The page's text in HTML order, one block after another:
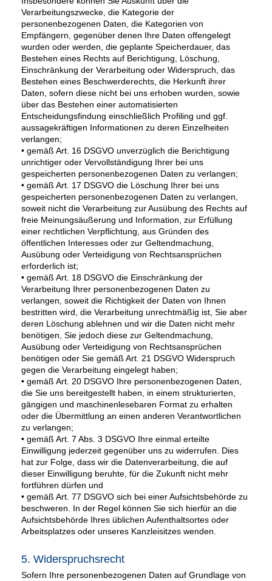
Verarbeitungszwecke, die Kategorie der
personenbezogenen Daten, die Kategorien von
Empfängern, gegenüber denen Ihre Daten offengelegt
wurden oder werden, die geplante Speicherdauer, das
Bestehen eines Rechts auf Berichtigung, Löschung,
Einschränkung der Verarbeitung oder Widerspruch, das
Bestehen eines Beschwerderechts, die Herkunft ihrer
Daten, sofern diese nicht bei uns erhoben wurden, sowie
über das Bestehen einer automatisierten
Entscheidungsfindung einschließlich Profiling und ggf.
aussagekräftigen Informationen zu deren Einzelheiten
verlangen;
• gemäß Art. 16 DSGVO unverzüglich die Berichtigung
unrichtiger oder Vervollständigung Ihrer bei uns
gespeicherten personenbezogenen Daten zu verlangen;
• gemäß Art. 17 DSGVO die Löschung Ihrer bei uns
gespeicherten personenbezogenen Daten zu verlangen,
soweit nicht die Verarbeitung zur Ausübung des Rechts auf
freie Meinungsäußerung und Information, zur Erfüllung
einer rechtlichen Verpflichtung, aus Gründen des
öffentlichen Interesses oder zur Geltendmachung,
Ausübung oder Verteidigung von Rechtsansprüchen
erforderlich ist;
• gemäß Art. 18 DSGVO die Einschränkung der
Verarbeitung Ihrer personenbezogenen Daten zu
verlangen, soweit die Richtigkeit der Daten von Ihnen
bestritten wird, die Verarbeitung unrechtmäßig ist, Sie aber
deren Löschung ablehnen und wir die Daten nicht mehr
benötigen, Sie jedoch diese zur Geltendmachung,
Ausübung oder Verteidigung von Rechtsansprüchen
benötigen oder Sie gemäß Art. 21 DSGVO Widerspruch
gegen die Verarbeitung eingelegt haben;
• gemäß Art. 20 DSGVO Ihre personenbezogenen Daten,
die Sie uns bereitgestellt haben, in einem strukturierten,
gängigen und maschinenlesebaren Format zu erhalten
oder die Übermittlung an einen anderen Verantwortlichen
zu verlangen;
• gemäß Art. 7 Abs. 3 DSGVO Ihre einmal erteilte
Einwilligung jederzeit gegenüber uns zu widerrufen. Dies
hat zur Folge, dass wir die Datenverarbeitung, die auf
dieser Einwilligung beruhte, für die Zukunft nicht mehr
fortführen dürfen und
• gemäß Art. 77 DSGVO sich bei einer Aufsichtsbehörde zu
beschweren. In der Regel können Sie sich hierfür an die
Aufsichtsbehörde Ihres üblichen Aufenthaltsortes oder
Arbeitsplatzes oder unseres Kanzleisitzes wenden.
5. Widerspruchsrecht
Sofern Ihre personenbezogenen Daten auf Grundlage von